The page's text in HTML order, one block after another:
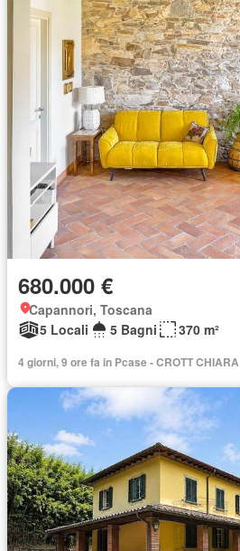
680.000 €
Capannori, Toscana
5 Locali
5 Bagni 370 m²
4 giorni, 9 ore fa in Pcase - CROTT CHIARA